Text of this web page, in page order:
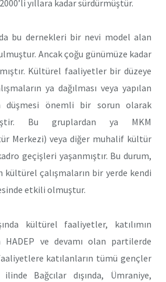
yıllara kadar sürdürmüştür.
bu dernekleri bir nevi model alan
Ancak çoğu günümüze kadar
Kültürel faaliyetler bir düzeye
ya dağılması veya yapılan
düşmesi önemli bir sorun olarak
Bu gruplardan ya MKM
Merkezi) veya diğer muhalif kültür
geçişleri yaşanmıştır. Bu durum,
kültürel çalışmaların bir yerde kendi
etkili olmuştur.
kültürel faaliyetler, katılımın
HADEP ve devamı olan partilerde
katılanların tümü gençler
Bağcılar dışında, Ümraniye,